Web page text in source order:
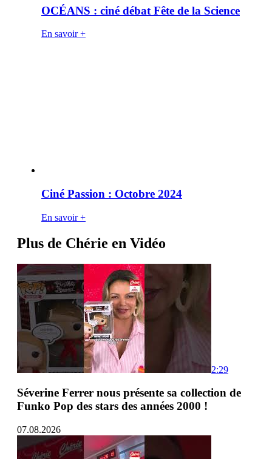
OCÉANS : ciné débat Fête de la Science
En savoir +
Ciné Passion : Octobre 2024
En savoir +
Plus de Chérie en Vidéo
2:29
Séverine Ferrer nous présente sa collection de
Funko Pop des stars des années 2000 !
07.08.2026